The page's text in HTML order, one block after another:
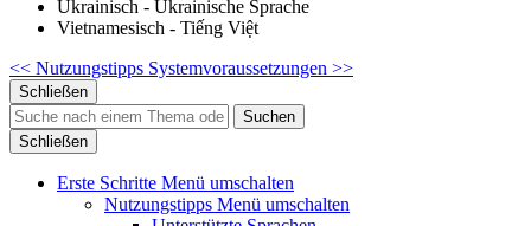
Ukrainisch - Ukrainische Sprache
Vietnamesisch - Tiếng Việt
<< Nutzungstipps Systemvoraussetzungen >>
Schließen
Suchen
Schließen
Erste Schritte Menü umschalten
Nutzungstipps Menü umschalten